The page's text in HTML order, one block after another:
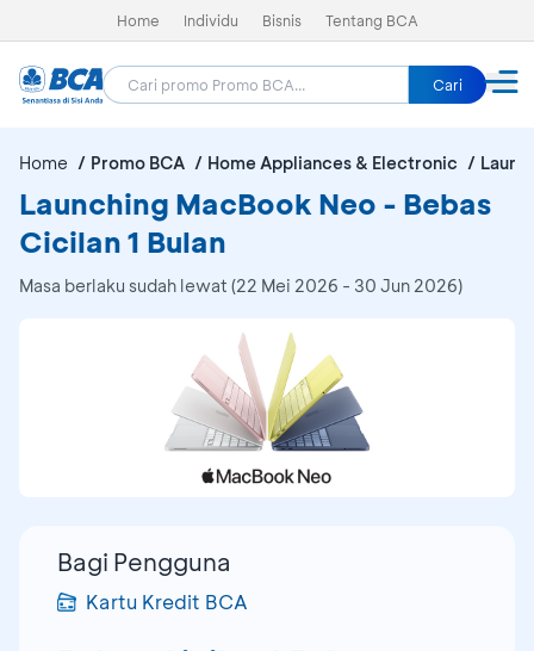
Home Individu Bisnis Tentang BCA
Cari
Home Promo BCA Home Appliances & Electronic
Launching MacBook Neo - Bebas
Cicilan 1 Bulan
Masa berlaku sudah lewat (22 Mei 2026 - 30 Jun 2026)
Bagi Pengguna
Kartu Kredit BCA